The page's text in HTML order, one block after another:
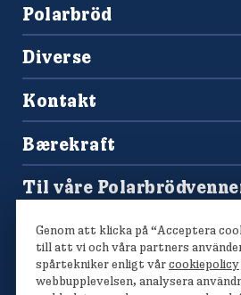
Polarbröd
+47 477 00 266
salg@finkrogh.no
Diverse
Oppskrifter
Våre brød
Kontakt
Spørsmål og svar
Bærekraft
Polarmetoden
Til våre
Konkurranser
Genom att klicka på “Acceptera
till att vi och våra partners
spårtekniker enligt vårcookiepolicy
webbupplevelsen, analysera